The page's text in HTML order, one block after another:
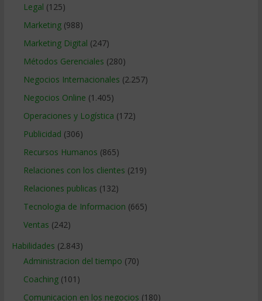
Legal (125)
Marketing(988)
Marketing Digital (247)
Métodos Gerenciales (280)
Negocios Internacionales (2.257)
Negocios Online (1.405)
Operaciones y Logística (172)
Publicidad (306)
Recursos Humanos (865)
Relaciones con los clientes (219)
Relaciones publicas (132)
Tecnologia de Informacion (665)
Ventas (242)
Habilidades (2.843)
Administracion del tiempo (70)
Coaching(101)
Comunicacion en los negocios (180)